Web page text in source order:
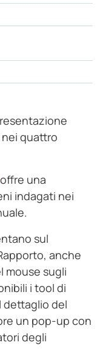
quattro
offre una
indagati nei
sul
anche
mouse sugli
i tool di
dettaglio del
un pop-up con
degli